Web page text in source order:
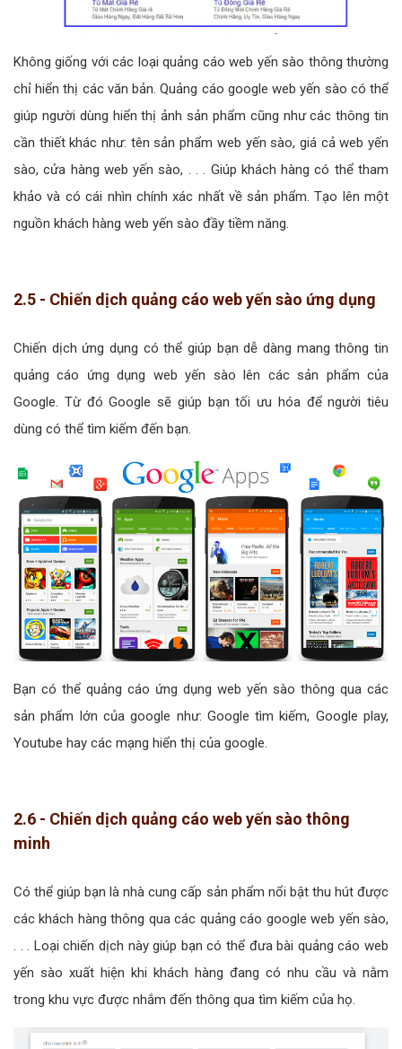
Không giống với các loại quảng cáo web yến sào thông thường
chỉ hiển thị các văn bản. Quảng cáo google web yến sào có thể
giúp người dùng hiển thị ảnh sản phẩm cũng như các thông tin
cần thiết khác như: tên sản phẩm web yến sào, giá cả web yến
sào, cửa hàng web yến sào, . . . Giúp khách hàng có thể tham
khảo và có cái nhìn chính xác nhất về sản phẩm. Tạo lên một
nguồn khách hàng web yến sào đầy tiềm năng.
2.5 - Chiến dịch quảng cáo web yến sào ứng dụng
Chiến dịch ứng dụng có thể giúp bạn dễ dàng mang thông tin
quảng cáo ứng dụng web yến sào lên các sản phẩm của
Google. Từ đó Google sẽ giúp bạn tối ưu hóa để người tiêu
dùng có thể tìm kiếm đến bạn.
Bạn có thể quảng cáo ứng dụng web yến sào thông qua các
sản phẩm lớn của google như: Google tìm kiếm, Google play,
Youtube hay các mạng hiển thị của google.
2.6 - Chiến dịch quảng cáo web yến sào thông
minh
Có thể giúp bạn là nhà cung cấp sản phẩm nổi bật thu hút được
các khách hàng thông qua các quảng cáo google web yến sào,
. . . Loại chiến dịch này giúp bạn có thể đưa bài quảng cáo web
yến sào xuất hiện khi khách hàng đang có nhu cầu và nằm
trong khu vực được nhắm đến thông qua tìm kiếm của họ.